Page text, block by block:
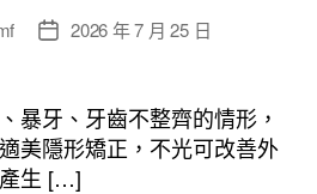
文
佈
日
期
2026 年 7 月 25 日
暴牙、牙齒不整齊的情形，
美隱形矯正，不光可改善外
生 […]